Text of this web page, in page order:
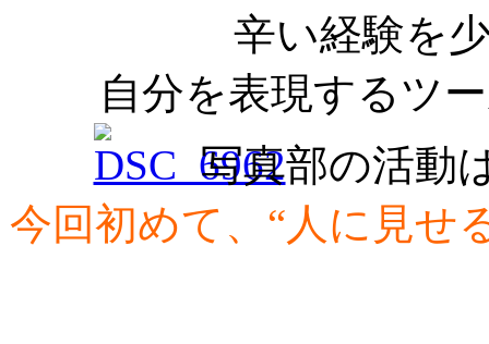
辛い経験を
自分を表現するツ
写真部の活動
今回初めて、“人に見せ